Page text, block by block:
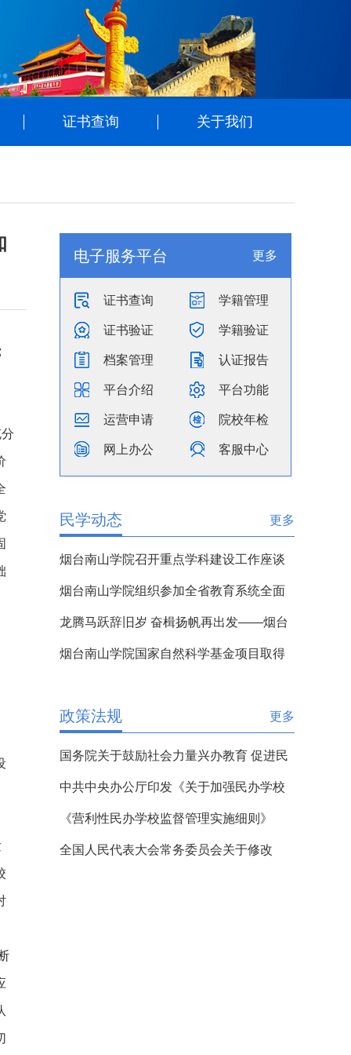
证书查询 关于我们
电子服务平台 更多
证书查询 学籍管理
证书验证 学籍验证
档案管理 认证报告
平台介绍 平台功能
运营申请 院校年检
网上办公 客服中心
民学动态 更多
烟台南山学院召开重点学科建设工作座谈
会
烟台南山学院组织参加全省教育系统全面
从严治党工作视频会议
龙腾马跃辞旧岁 奋楫扬帆再出发——烟台
南山学院二〇二六年新年贺词
烟台南山学院国家自然科学基金项目取得
政策法规 更多
国务院关于鼓励社会力量兴办教育 促进民
办教育健康发展的若干意见
中共中央办公厅印发《关于加强民办学校
党的建设工作的意见(试行)》的通知
《营利性民办学校监督管理实施细则》
全国人民代表大会常务委员会关于修改